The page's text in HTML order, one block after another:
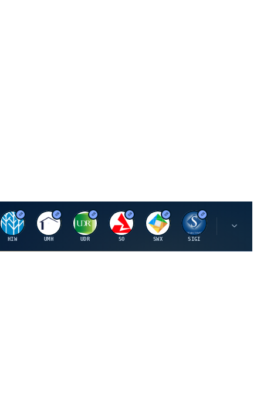
H
HIW
U
UMH
U
UDR
S
SO
S
SWX
S
SIGI
L